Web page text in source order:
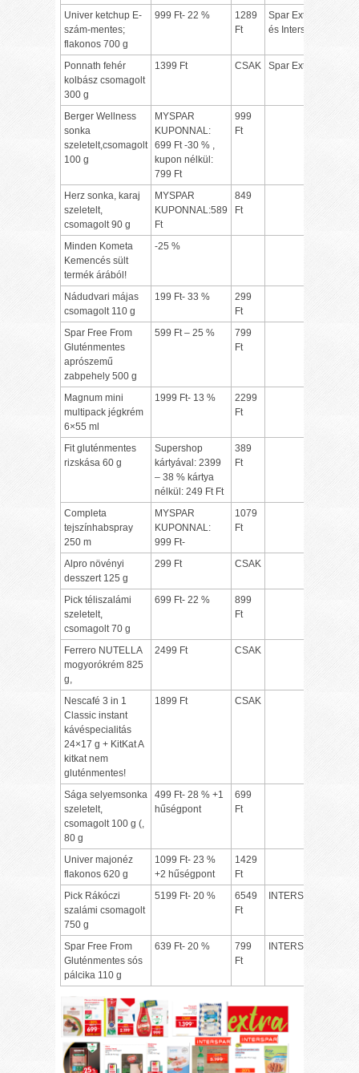
Univer ketchup E-
szám-mentes;
flakonos 700 g
999 Ft- 22 %
1289
Ft
Spar Extra,
és Interspar
Ponnath fehér
kolbász csomagolt
300 g
1399 Ft CSAK Spar Extra
Berger Wellness
sonka
szeletelt,csomagolt
100 g
MYSPAR
KUPONNAL:
699 Ft -30 % ,
kupon nélkül:
799 Ft
999
Ft
Herz sonka, karaj
szeletelt,
csomagolt 90 g
MYSPAR
KUPONNAL:589
Ft
849
Ft
Minden Kometa
Kemencés sült
termék árából!
-25 %
Nádudvari májas
csomagolt 110 g
199 Ft- 33 %
299
Ft
Spar Free From
Gluténmentes
aprószemű
zabpehely 500 g
599 Ft – 25 %
799
Ft
Magnum mini
multipack jégkrém
6×55 ml
1999 Ft- 13 %
2299
Ft
Fit gluténmentes
rizskása 60 g
Supershop
kártyával: 2399
– 38 % kártya
nélkül: 249 Ft Ft
389
Ft
Completa
tejszínhabspray
250 m
MYSPAR
KUPONNAL:
999 Ft-
1079
Ft
Alpro növényi
desszert 125 g
299 Ft CSAK
Pick téliszalámi
szeletelt,
csomagolt 70 g
699 Ft- 22 %
899
Ft
Ferrero NUTELLA
mogyorókrém 825
g,
2499 Ft CSAK
Nescafé 3 in 1
Classic instant
kávéspecialitás
24×17 g + KitKat A
kitkat nem
gluténmentes!
1899 Ft CSAK
Sága selyemsonka
szeletelt,
csomagolt 100 g (,
80 g
499 Ft- 28 % +1
hűségpont
699
Ft
Univer majonéz
flakonos 620 g
1099 Ft- 23 %
+2 hűségpont
1429
Ft
Pick Rákóczi
szalámi csomagolt
750 g
5199 Ft- 20 %
6549
Ft
INTERSPAR
Spar Free From
Gluténmentes sós
pálcika 110 g
639 Ft- 20 %
799
Ft
INTERSPAR